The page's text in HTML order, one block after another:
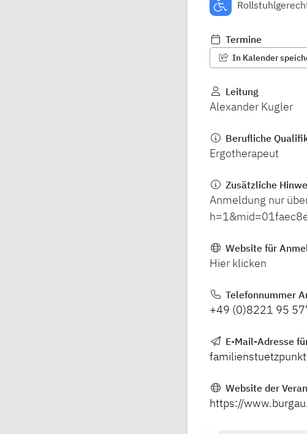
Termine
In Kalender
Leitung
Alexander Kugler
Berufliche
Ergotherapeut
Zusätzliche
Anmeldung nur
Website für
Hier klicken
Telefonnummer
+49 (0)8221 95
E-Mail-Adresse
Website der
https://